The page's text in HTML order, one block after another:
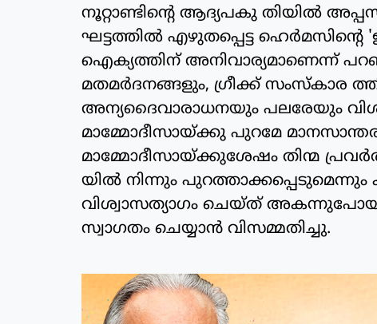
നൂറ്റാണ്ടിന്റെ ആദ്യപകു തിയില്‍
ഘട്ടത്തില്‍ എഴുതപ്പെട്ട
ഐക്യത്തിന് അനിവാര്യമാണെന്ന്
മതമര്‍ദനങ്ങളും, ഗ്രീക്ക് സംസ്‌കാര
അന്യദൈവാരാധനയും പലരേയും
മാമ്മോദീസായ്ക്കു പുറമേ
മാമ്മോദീസായ്ക്കുശേഷം തിന്മ
യില്‍ നിന്നും
വിശ്വാസത്യാഗം ചെയ്ത്
സ്വാഗതം ചെയ്യാന്‍ വിസമ്മതിച്ചു.